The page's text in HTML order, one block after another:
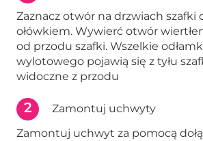
Zaznacz otwór na drzwiach szafki
ołówkiem. Wywierć otwór
od przodu szafki. Wszelkie
wylotowego pojawią się z tyłu
widoczne z przodu
2
Zamontuj uchwyty
Zamontuj uchwyt za pomocą